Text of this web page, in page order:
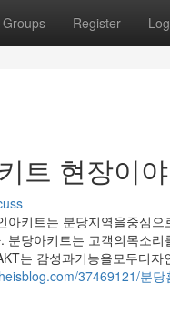
Groups Register
트 현장이
키트는 분당지역을중심
당아키트는 고객의목소
는 감성과기능을모두디
37469121/분